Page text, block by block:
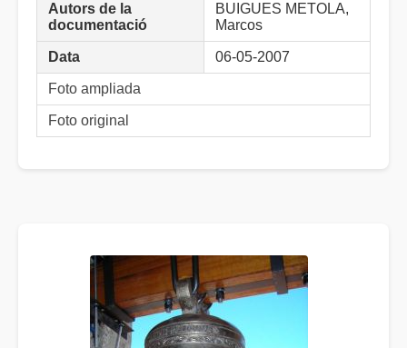
Autors de la
documentació
BUIGUES METOLA,
Marcos
Data 06-05-2007
Foto ampliada
Foto original